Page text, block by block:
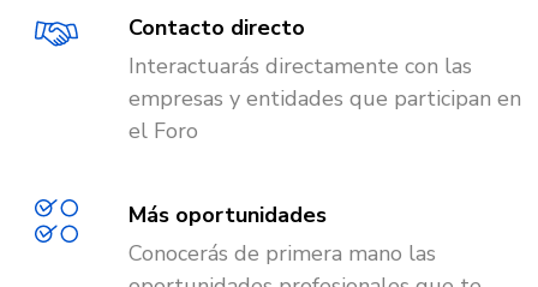
Contacto directo
Interactuarás directamente con las
empresas y entidades que participan en
el Foro
Más oportunidades
Conocerás de primera mano las